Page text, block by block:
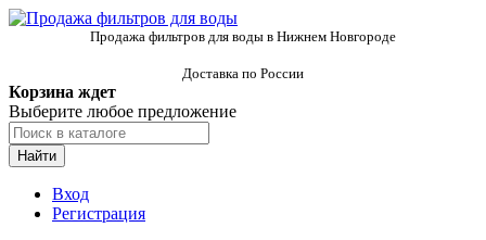
Продажа фильтров для воды в Нижнем Новгороде
Доставка по России
Корзина ждет
Выберите любое предложение
Найти
Вход
Регистрация